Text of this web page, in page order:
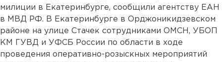
милиции в Екатеринбурге, сообщили агентству ЕАН
в МВД РФ. В Екатеринбурге в Орджоникидзевском
районе на улице Стачек сотрудниками ОМСН, УБОП
КМ ГУВД и УФСБ России по области в ходе
проведения оперативно-розыскных мероприятий